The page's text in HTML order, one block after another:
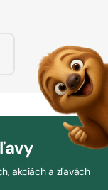
akciách a zľavách